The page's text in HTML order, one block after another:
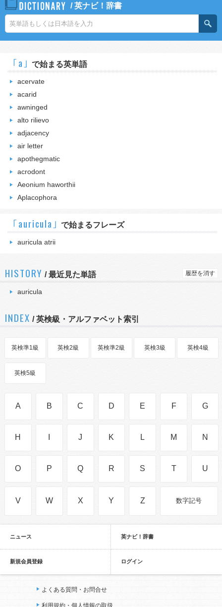
/英ナビ！辞書
｢a｣ で始まる英単語
acervate
acarid
awninged
alto rilievo
adjacency
air letter
apothegmatic
acrodont
Aeonium haworthii
Aplacophora
｢auricula｣ で始まるフレーズ
auricula atrii
HISTORY /最近見た単語 履歴を消す
auricula
INDEX / 英検級・アルファベット索引
英検準1級 英検2級 英検準2級 英検3級 英検4級
英検5級
A B C D E F G
H J K L M N
O P Q R S T U
V W X Y Z 数字記号
ニュース 英ナビ！辞書
新規会員登録 ログイン
よくある質問・お問合せ
利用規約・個人情報の取扱